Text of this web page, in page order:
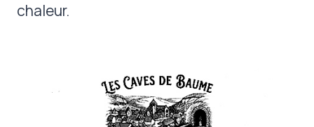
chaleur.